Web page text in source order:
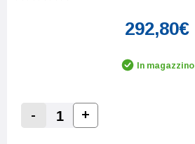
292,80€
In magazzino
Decrease Quantity:
-
Increase Quantity:
+